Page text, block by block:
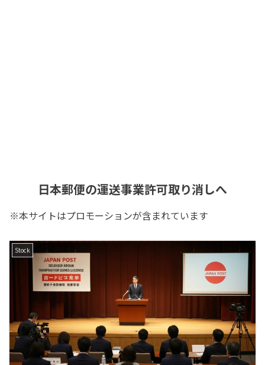
日本郵便の運送事業許可取り消しへ
※本サイトはプロモーションが含まれています
Stock